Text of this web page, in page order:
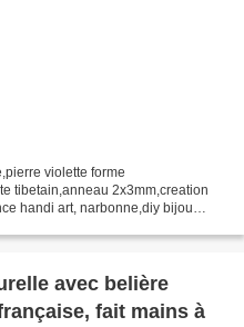
violette forme
tibetain,anneau 2x3mm,creation
handi art, narbonne,diy bijou
avec belière
fait mains à